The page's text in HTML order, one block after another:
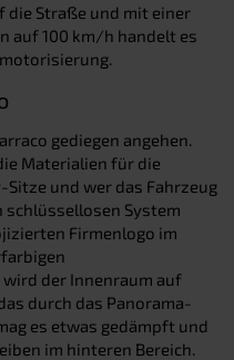
die Straße und mit einer
auf 100 km/h handelt es
gediegen angehen.
Materialien für die
und wer das Fahrzeug
System
Firmenlogo im
der Innenraum auf
durch das Panorama-
es etwas gedämpft und
im hinteren Bereich.